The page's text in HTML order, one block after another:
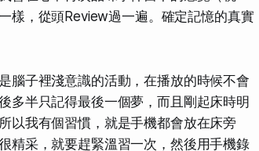
樣，從頭Review過一遍。確定記憶的真實
腦子裡淺意識的活動，在播放的時候不會
多半只記得最後一個夢，而且剛起床時明
以我有個習慣，就是手機都會放在床旁
精采，就要趕緊溫習一次，然後用手機錄